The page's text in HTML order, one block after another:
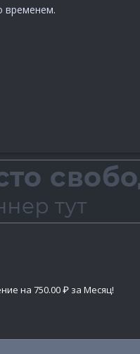
временем.
на 750.00 ₽ за Месяц!